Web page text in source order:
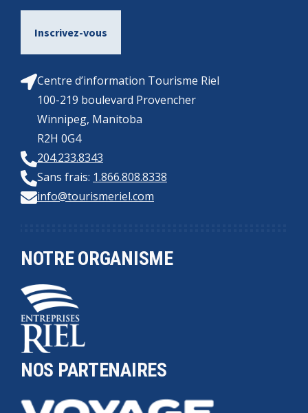
Centre d’information Tourisme Riel
100-219 boulevard Provencher
Winnipeg, Manitoba
R2H 0G4
204.233.8343
Sans frais: 1.866.808.8338
info@tourismeriel.com
NOTRE ORGANISME
NOS PARTENAIRES